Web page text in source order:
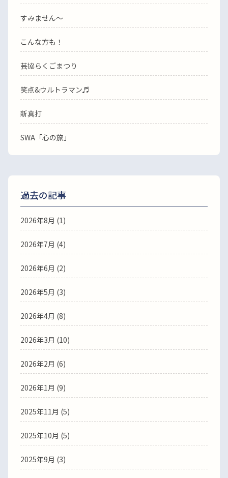
すみません〜
こんな方も！
芸協らくごまつり
笑点&ウルトラマン♬
新真打
SWA「心の旅」
過去の記事
2026年8月 (1)
2026年7月 (4)
2026年6月 (2)
2026年5月 (3)
2026年4月 (8)
2026年3月 (10)
2026年2月 (6)
2026年1月 (9)
2025年11月 (5)
2025年10月 (5)
2025年9月 (3)